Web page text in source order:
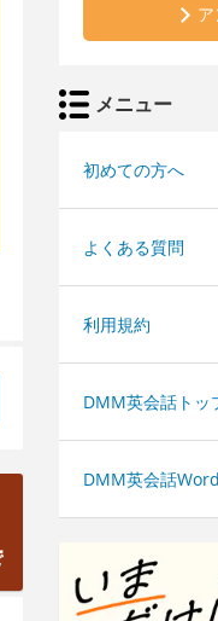
メニュー
初めての方へ
よくある質問
利用規約
DMM英会話トッ
DMM英会話